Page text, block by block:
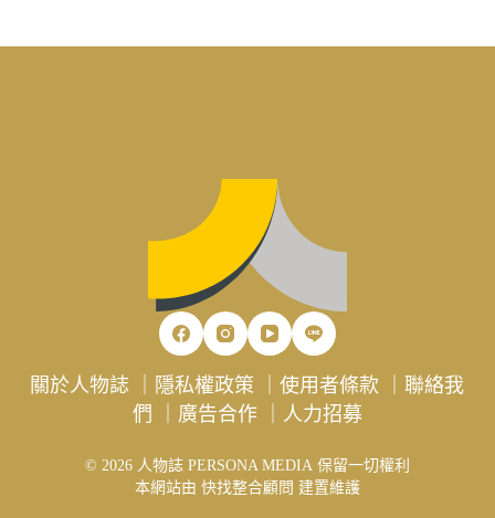
關於人物誌 隱私權政策 ｜使用者條款 ｜聯絡我
們
廣告合作｜ 人力招募
© 2026 人物誌 PERSONA MEDIA 保留一切權利
本網站由 快找整合顧問 建置維護